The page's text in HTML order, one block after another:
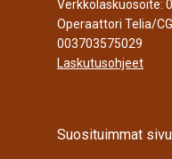
Verkkolaskuosoite:
Operaattori Telia/
003703575029
Laskutusohjeet
Suosituimmat